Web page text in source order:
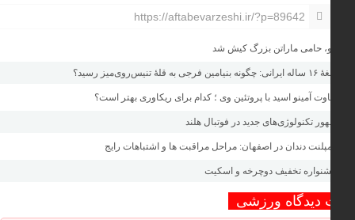
https://aftabevarzeshi.ir/?p=89642
حامی ماراتن بزرگ کیش شد
آمینو اسید با پروتئین وی ؛ کدام برای ریکاوری بهتر است؟
تکنولوژی‌های جدید در فوتبال هلند
دندان در اصفهان: مراحل مراقبت ها و اشتباهات رایج
تخفیف دوچرخه‌ و اسکیت
دیدگاه ورزشی